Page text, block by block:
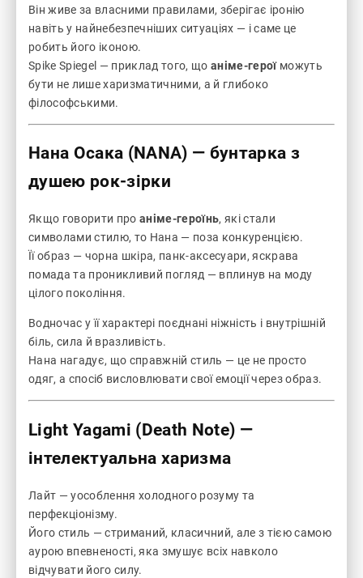
Він живе за власними правилами, зберігає іронію
навіть у найнебезпечніших ситуаціях — і саме це
робить його іконою.
Spike Spiegel — приклад того, що аніме-героїможуть
бути не лише харизматичними, а й глибоко
філософськими.
Нана Осака (NANA) — бунтарка з
душею рок-зірки
Якщо говорити про аніме-героїнь, які стали
символами стилю, то Нана — поза конкуренцією.
Її образ — чорна шкіра, панк-аксесуари, яскрава
помада та проникливий погляд — вплинув на моду
цілого покоління.
Водночас у її характері поєднані ніжність і внутрішній
біль, сила й вразливість.
Нана нагадує, що справжній стиль — це не просто
одяг, а спосіб висловлювати свої емоції через образ.
Light Yagami (Death Note) —
інтелектуальна харизма
Лайт — уособлення холодного розуму та
перфекціонізму.
Його стиль — стриманий, класичний, але з тією самою
аурою впевненості, яка змушує всіх навколо
відчувати його силу.